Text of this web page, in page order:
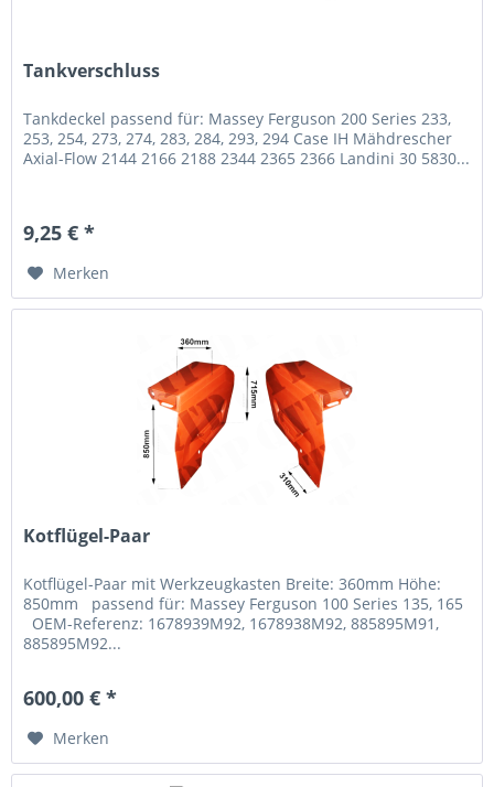
Tankverschluss
Tankdeckel passend für: Massey Ferguson 200 Series 233,
253, 254, 273, 274, 283, 284, 293, 294 Case IH Mähdrescher
Axial-Flow 2144 2166 2188 2344 2365 2366 Landini 30 5830...
9,25 € *
Merken
Kotflügel-Paar
Kotflügel-Paar mit Werkzeugkasten Breite: 360mm Höhe:
850mm passend für: Massey Ferguson 100 Series 135, 165
OEM-Referenz: 1678939M92, 1678938M92, 885895M91,
885895M92...
600,00 € *
Merken